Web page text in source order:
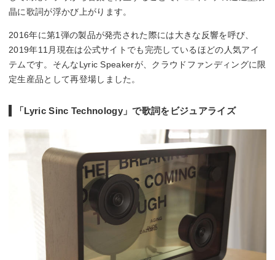
晶に歌詞が浮かび上がります。
2016年に第1弾の製品が発売された際には大きな反響を呼び、
2019年11月現在は公式サイトでも完売しているほどの人気アイ
テムです。そんなLyric Speakerが、クラウドファンディングに限
定生産品として再登場しました。
「Lyric Sinc Technology」で歌詞をビジュアライズ